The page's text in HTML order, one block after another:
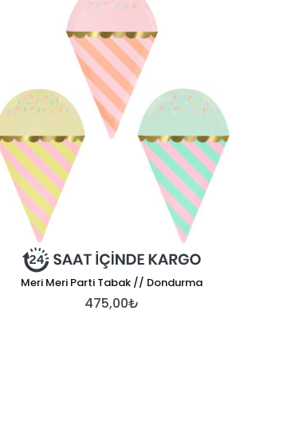
Meri Meri Parti Tabak // Dondurma
475,00₺